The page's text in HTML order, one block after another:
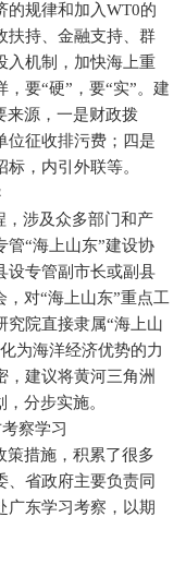
的规律和加入WT0的
扶持、金融支持、群
入机制，加快海上重
要“硬”，要“实”。建
来源，一是财政拨
位征收排污费；四是
，内引外联等。
，涉及众多部门和产
管“海上山东”建设协
设专管副市长或副县
，对“海上山东”重点工
究院直接隶属“海上山
为海洋经济优势的力
，建议将黄河三角洲
分步实施。
察学习
策措施，积累了很多
、省政府主要负责同
广东学习考察，以期